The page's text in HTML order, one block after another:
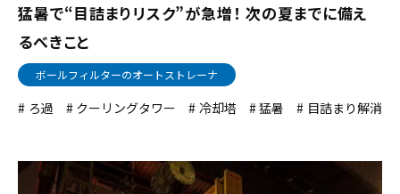
猛暑で“目詰まりリスク”が急増！ 次の夏までに備え
るべきこと
ボールフィルターのオートストレーナ
ろ過 クーリングタワー 冷却塔 猛暑 目詰まり解消